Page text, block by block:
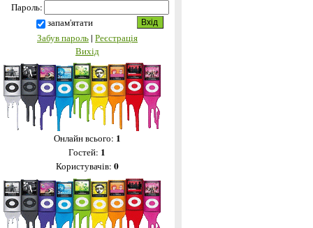
Пароль:
запам'ятати
Забув пароль| Реєстрація
Вихід
Онлайн всього: 1
Гостей: 1
Користувачів: 0